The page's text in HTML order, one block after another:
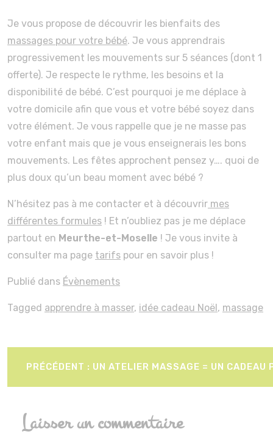
Je vous propose de découvrir les bienfaits des
massages pour votre bébé. Je vous apprendrais
progressivement les mouvements sur 5 séances (dont 1
offerte). Je respecte le rythme, les besoins et la
disponibilité de bébé. C’est pourquoi je me déplace à
votre domicile afin que vous et votre bébé soyez dans
votre élément. Je vous rappelle que je ne masse pas
votre enfant mais que je vous enseignerais les bons
mouvements. Les fêtes approchent pensez y…. quoi de
plus doux qu’un beau moment avec bébé ?
N’hésitez pas à me contacter et à découvrir mes
différentes formules ! Et n’oubliez pas je me déplace
partout en Meurthe-et-Moselle ! Je vous invite à
consulter ma page tarifs pour en savoir plus !
Publié dans Évènements
Tagged apprendre à masser, idée cadeau Noël, massage
Navigation
de
l’article
PRÉCÉDENT : UN ATELIER MASSAGE = UN CADEAU
Laisser un commentaire